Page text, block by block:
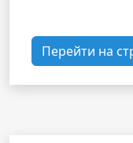
Перейти на